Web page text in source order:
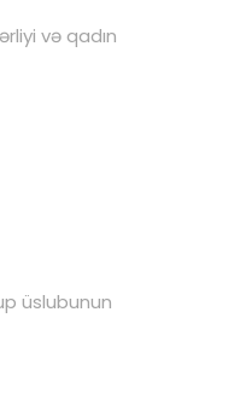
və qadın
üslubunun